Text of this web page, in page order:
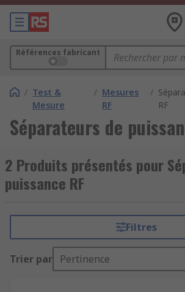
Références fabricant
/ Test &
Mesure
/ Mesures
RF
/
RF
Séparateurs de
2 Produits présentés pour
puissance RF
Filtres
Trier par Pertinence